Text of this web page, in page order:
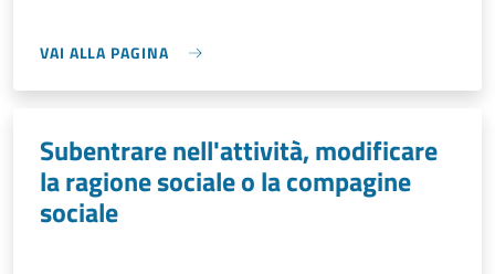
VAI ALLA PAGINA
Subentrare nell'attività, modificare
la ragione sociale o la compagine
sociale